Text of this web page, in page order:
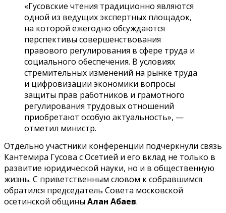
«Гусовские чтения традиционно являются
одной из ведущих экспертных площадок,
на которой ежегодно обсуждаются
перспективы совершенствования
правового регулирования в сфере труда и
социального обеспечения. В условиях
стремительных изменений на рынке труда
и цифровизации экономики вопросы
защиты прав работников и грамотного
регулирования трудовых отношений
приобретают особую актуальность», —
отметил министр.
Отдельно участники конференции подчеркнули связь
Кантемира Гусова с Осетией и его вклад не только в
развитие юридической науки, но и в общественную
жизнь. С приветственным словом к собравшимся
обратился председатель Совета московской
осетинской общины Алан Абаев.